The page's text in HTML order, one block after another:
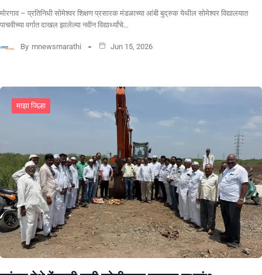
मोरगाव – प्रतिनिधी सोमेश्वर शिक्षण प्रसारक मंडळाच्या आंबी बुद्रुक येथील सोमेश्वर विद्यालयात
पाचवीच्या वर्गात दाखल झालेल्या नवीन विद्यार्थ्यांचे…
By mnewsmarathi Jun 15, 2026
माझा जिल्हा